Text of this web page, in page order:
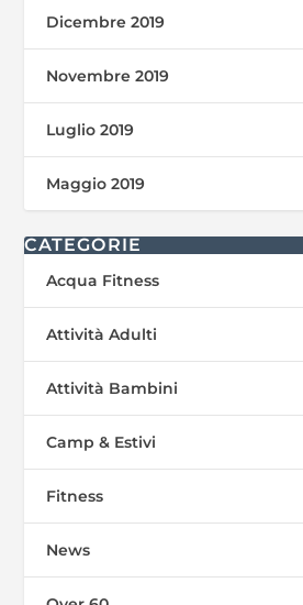
Dicembre 2019
Novembre 2019
Luglio 2019
Maggio 2019
CATEGORIE
Acqua Fitness
Attività Adulti
Attività Bambini
Camp & Estivi
Fitness
News